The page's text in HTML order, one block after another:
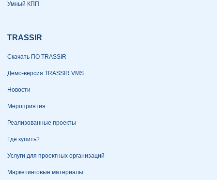
Умный КПП
TRASSIR
Скачать ПО TRASSIR
Демо-версия TRASSIR VMS
Новости
Мероприятия
Реализованные проекты
Где купить?
Услуги для проектных организаций
Маркетинговые материалы